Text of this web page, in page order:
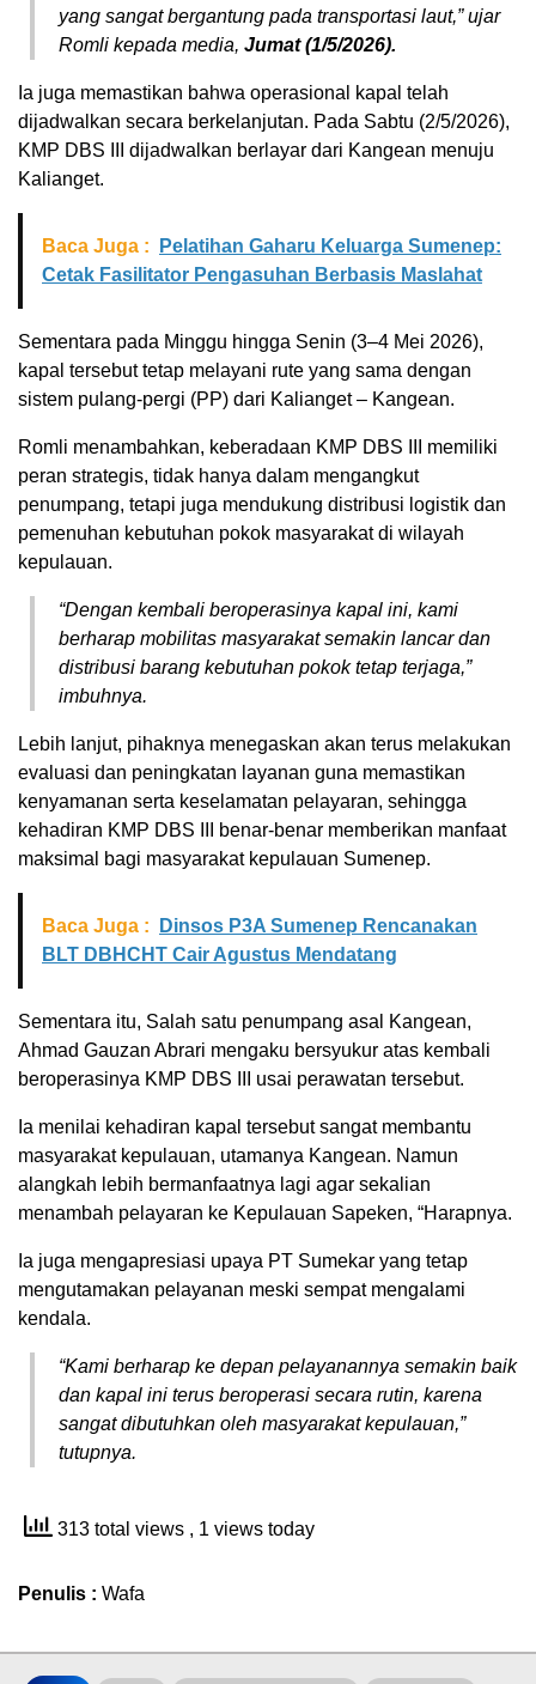
yang sangat bergantung pada transportasi laut,” ujar
Romli kepada media, Jumat (1/5/2026).
Ia juga memastikan bahwa operasional kapal telah
dijadwalkan secara berkelanjutan. Pada Sabtu (2/5/2026),
KMP DBS III dijadwalkan berlayar dari Kangean menuju
Kalianget.
Baca Juga :
Pelatihan Gaharu Keluarga Sumenep:
Cetak Fasilitator Pengasuhan Berbasis Maslahat
Sementara pada Minggu hingga Senin (3–4 Mei 2026),
kapal tersebut tetap melayani rute yang sama dengan
sistem pulang-pergi (PP) dari Kalianget – Kangean.
Romli menambahkan, keberadaan KMP DBS III memiliki
peran strategis, tidak hanya dalam mengangkut
penumpang, tetapi juga mendukung distribusi logistik dan
pemenuhan kebutuhan pokok masyarakat di wilayah
kepulauan.
“Dengan kembali beroperasinya kapal ini, kami
berharap mobilitas masyarakat semakin lancar dan
distribusi barang kebutuhan pokok tetap terjaga,”
imbuhnya.
Lebih lanjut, pihaknya menegaskan akan terus melakukan
evaluasi dan peningkatan layanan guna memastikan
kenyamanan serta keselamatan pelayaran, sehingga
kehadiran KMP DBS III benar-benar memberikan manfaat
maksimal bagi masyarakat kepulauan Sumenep.
Baca Juga :
Dinsos P3A Sumenep Rencanakan
BLT DBHCHT Cair Agustus Mendatang
Sementara itu, Salah satu penumpang asal Kangean,
Ahmad Gauzan Abrari mengaku bersyukur atas kembali
beroperasinya KMP DBS III usai perawatan tersebut.
Ia menilai kehadiran kapal tersebut sangat membantu
masyarakat kepulauan, utamanya Kangean. Namun
alangkah lebih bermanfaatnya lagi agar sekalian
menambah pelayaran ke Kepulauan Sapeken, “Harapnya.
Ia juga mengapresiasi upaya PT Sumekar yang tetap
mengutamakan pelayanan meski sempat mengalami
kendala.
“Kami berharap ke depan pelayanannya semakin baik
dan kapal ini terus beroperasi secara rutin, karena
sangat dibutuhkan oleh masyarakat kepulauan,”
tutupnya.
313 total views , 1 views today
Penulis : Wafa